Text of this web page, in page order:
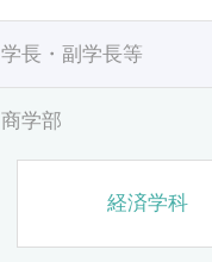
学長・副学長等
商学部
経済学科